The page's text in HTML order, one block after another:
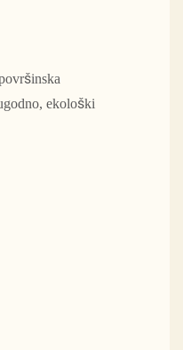
ekološki